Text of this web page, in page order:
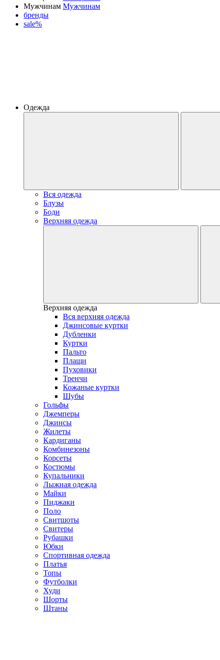
Мужчинам Мужчинам
бренды
sale%
Одежда
Вся одежда
Блузы
Боди
Верхняя одежда
Верхняя одежда
Вся верхняя одежда
Джинсовые куртки
Дубленки
Куртки
Пальто
Плащи
Пуховики
Тренчи
Кожаные куртки
Шубы
Гольфы
Джемперы
Джинсы
Жилеты
Кардиганы
Комбинезоны
Корсеты
Костюмы
Купальники
Лыжная одежда
Майки
Пиджаки
Поло
Свитшоты
Свитеры
Рубашки
Юбки
Спортивная одежда
Платья
Топы
Футболки
Худи
Шорты
Штаны